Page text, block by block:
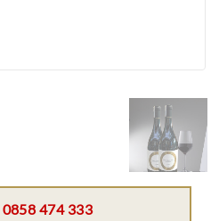
0858 474 333